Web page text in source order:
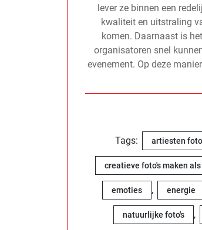
lever ze binnen een
kwaliteit en uitstraling
komen. Daarnaast is
organisatoren snel
evenement. Op deze
Tags: artiesten
creatieve foto's maken
emoties , energie
natuurlijke foto's ,